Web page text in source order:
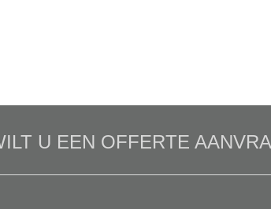
U EEN OFFERTE